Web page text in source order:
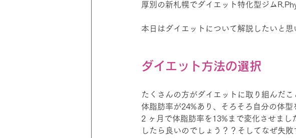
厚別の新札幌でダイエット特化型ジム
本日はダイエットについて解説したいと思
ダイエット方法の選択
たくさんの方がダイエットに取り組んだ
体脂肪率が24%あり、そろそろ自分の体
2 ヶ月で体脂肪率を13%まで変化させま
したら良いのでしょう？？そしてなぜ失